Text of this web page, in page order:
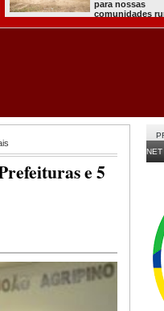
para nossas
comunidades
e 5
NET